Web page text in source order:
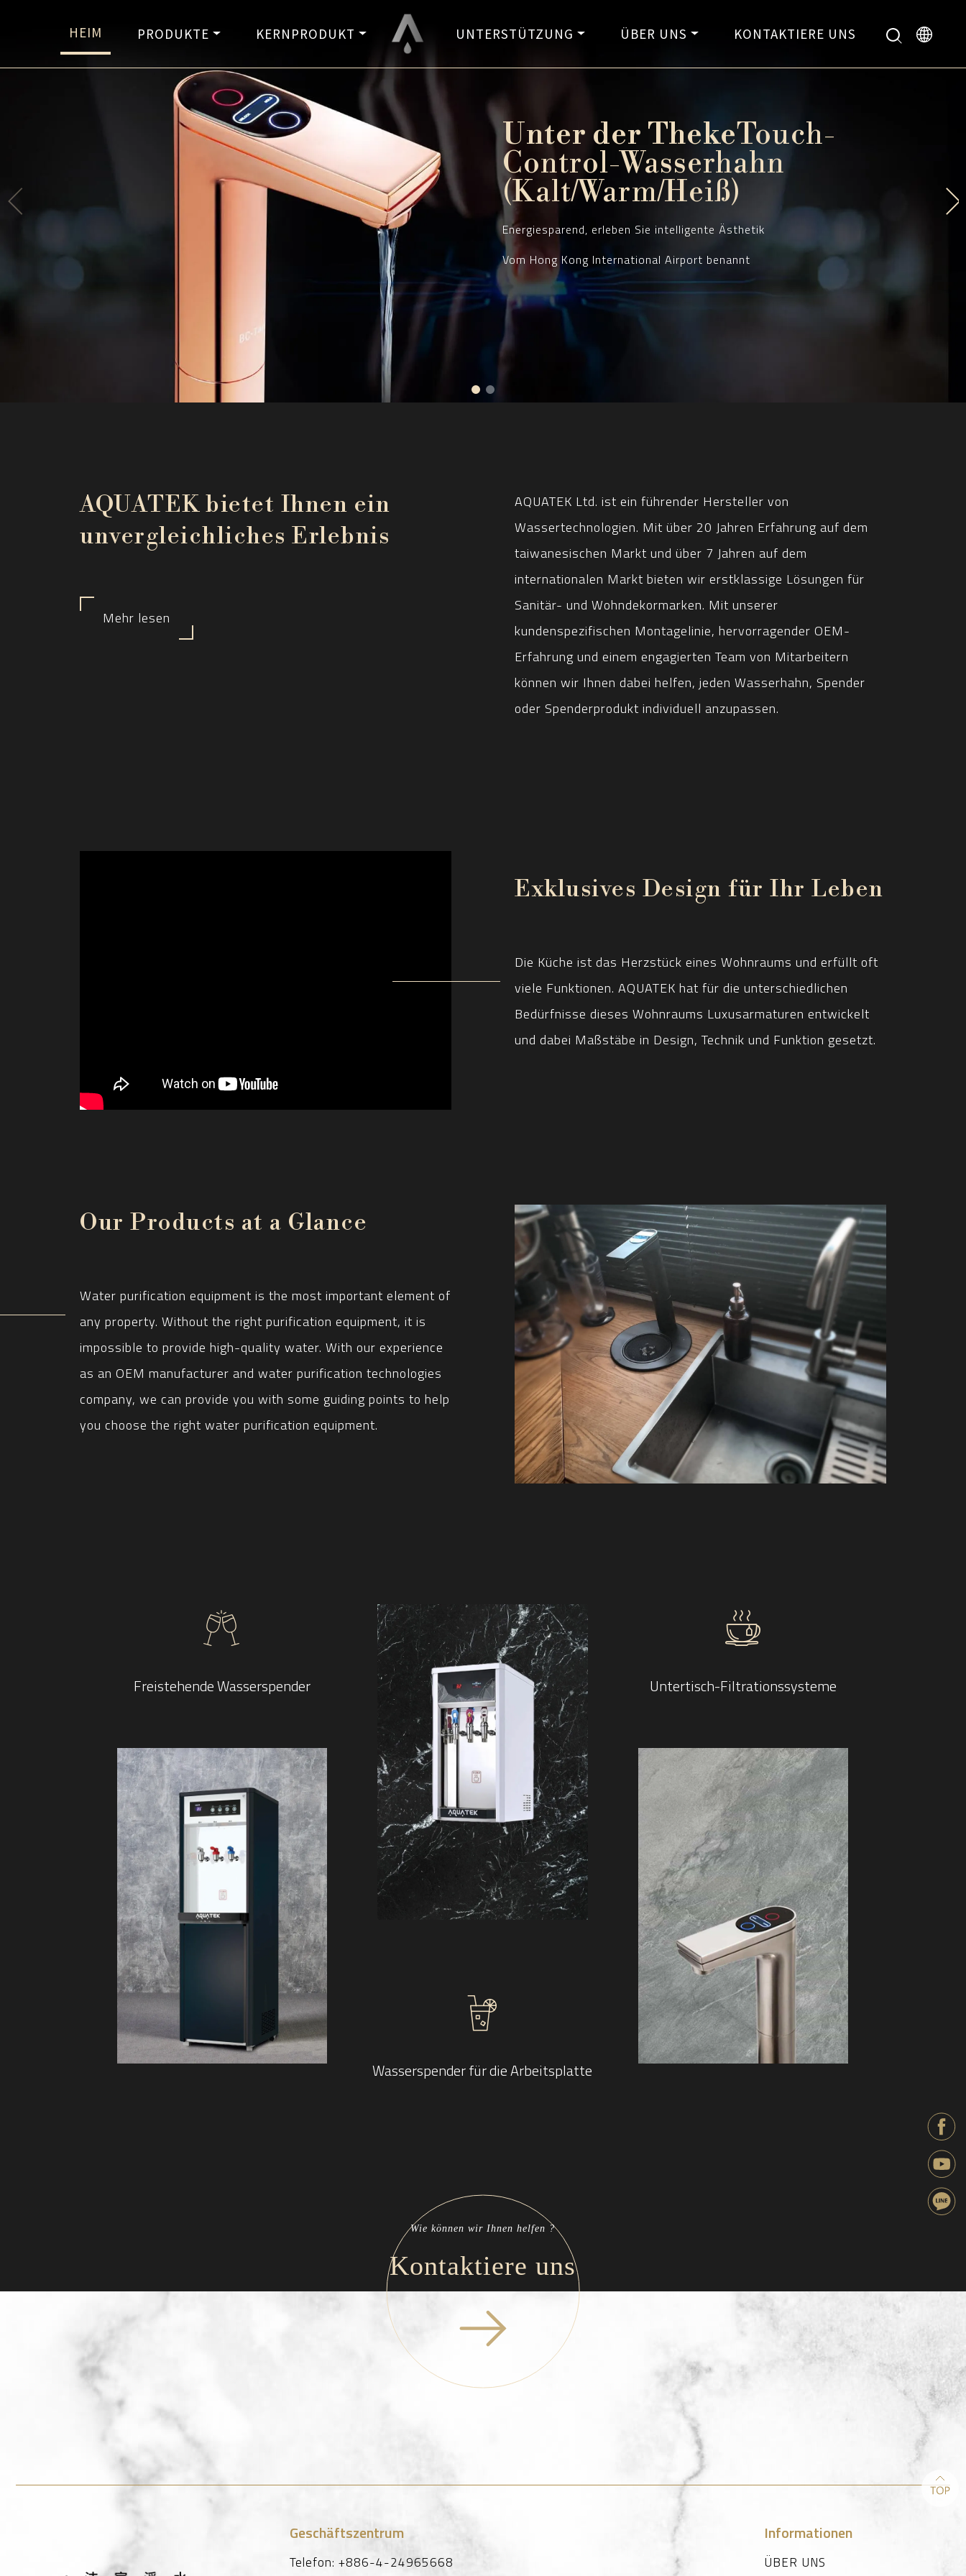
HEIM PRODUKTE KERNPRODUKT UNTERSTÜTZUNG ÜBER UNS KONTAKTIERE UNS
Unter der ThekeTouch-
Control-Wasserhahn
(Kalt/Warm/Heiß)
Energiesparend, erleben Sie intelligente Ästhetik
Vom Hong Kong International Airport benannt
Füllwasser
kühles Wasser
AQUATEK bietet Ihnen ein
unvergleichliches Erlebnis
Mehr lesen
AQUATEK Ltd. ist ein führender Hersteller von
Wassertechnologien. Mit über 20 Jahren Erfahrung auf dem
taiwanesischen Markt und über 7 Jahren auf dem
internationalen Markt bieten wir erstklassige Lösungen für
Sanitär- und Wohndekormarken. Mit unserer
kundenspezifischen Montagelinie, hervorragender OEM-
Erfahrung und einem engagierten Team von Mitarbeitern
können wir Ihnen dabei helfen, jeden Wasserhahn, Spender
oder Spenderprodukt individuell anzupassen.
Exklusives Design für Ihr Leben
Die Küche ist das Herzstück eines Wohnraums und erfüllt oft
viele Funktionen. AQUATEK hat für die unterschiedlichen
Bedürfnisse dieses Wohnraums Luxusarmaturen entwickelt
und dabei Maßstäbe in Design, Technik und Funktion gesetzt.
Our Products at a Glance
Water purification equipment is the most important element of
any property. Without the right purification equipment, it is
impossible to provide high-quality water. With our experience
as an OEM manufacturer and water purification technologies
company, we can provide you with some guiding points to help
you choose the right water purification equipment.
Freistehende Wasserspender
Wasserspender für die Arbeitsplatte
Untertisch-Filtrationssysteme
Wie können wir Ihnen helfen ?
Kontaktiere uns
Geschäftszentrum
Telefon: +886-4-24965668
Informationen
ÜBER UNS